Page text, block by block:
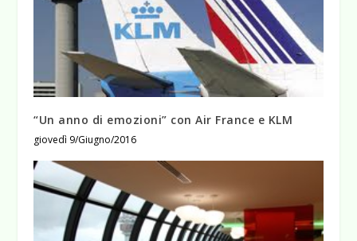
“Un anno di emozioni” con Air France e KLM
giovedì 9/Giugno/2016